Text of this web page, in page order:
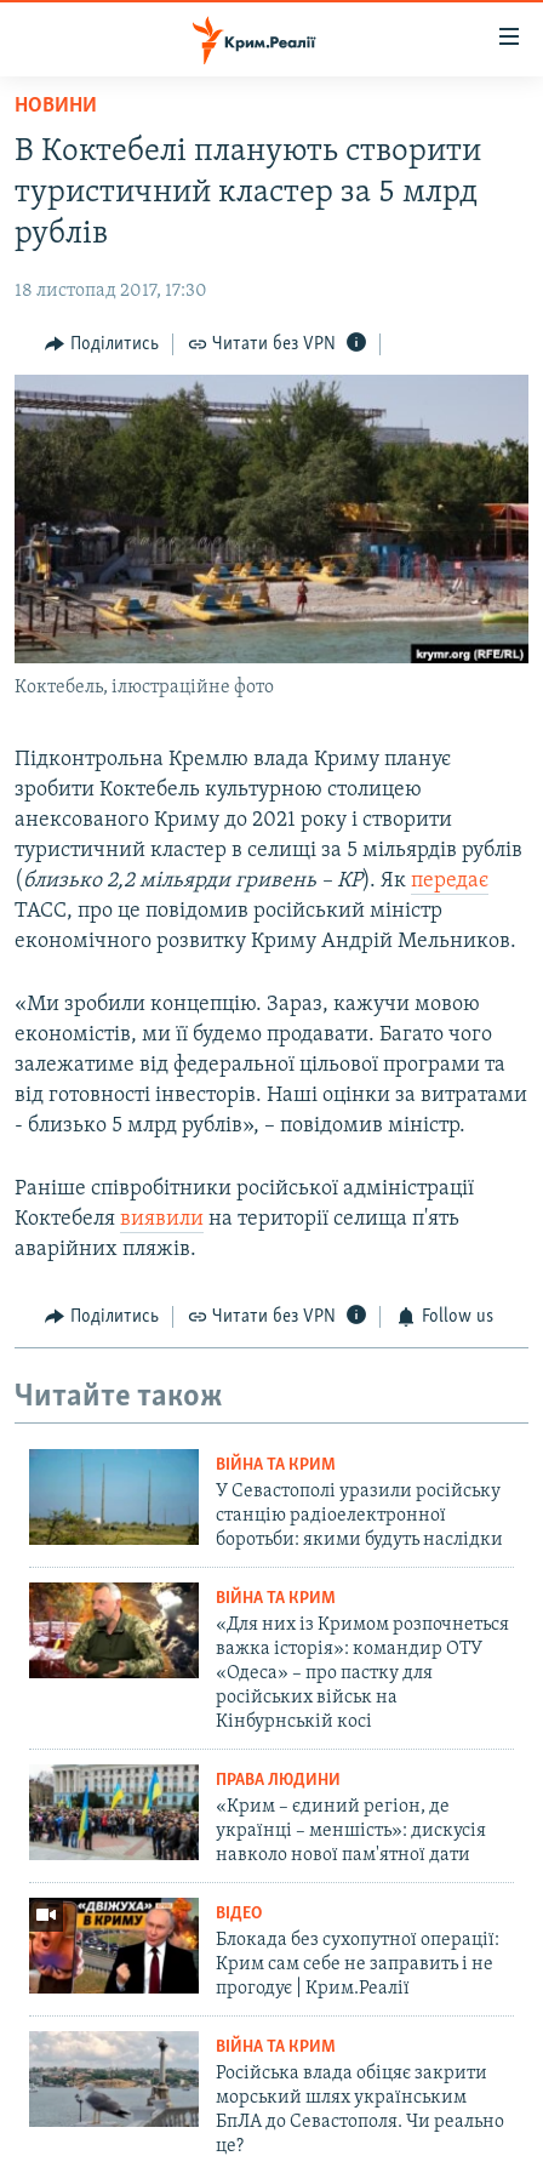
Перейти
основного
матеріалу
Перейти
до
основної
Перейти
до
пошуку
ВІДЕО ТА ФОТО
БЛОГИ
ПОГЛЯД
ІНТЕРВ'Ю
ВСЕ ЗА ДЕНЬ
СПЕЦПРОЕКТИ
ДЕПОРТАЦІЯ
ВІДЕОУРОКИ «ELIFBE»
СВІДЧЕННЯ ОКУПАЦІЇ
УКРАЇНСЬКА ПРОБЛЕМА КРИМУ
ІНФОГРАФІКА
ЯК ОБІЙТИ БЛОКУВАННЯ
Русский
Qırımtatar
ДОЛУЧАЙСЯ!
Усі сайти RFE/RL
НОВИНИ
В Коктебелі планують створити
туристичний кластер за 5 млрд
рублів
18 листопад 2017, 17:30
Поділитись Читати без VPN
Коктебель, ілюстраційне фото
Підконтрольна Кремлю влада Криму планує
зробити Коктебель культурною столицею
анексованого Криму до 2021 року і створити
туристичний кластер в селищі за 5 мільярдів рублів
( близько 2,2 мільярди гривень – КР). Як передає
ТАСС, про це повідомив російський міністр
економічного розвитку Криму Андрій Мельников.
«Ми зробили концепцію. Зараз, кажучи мовою
економістів, ми її будемо продавати. Багато чого
залежатиме від федеральної цільової програми та
від готовності інвесторів. Наші оцінки за витратами
- близько 5 млрд рублів», – повідомив міністр.
Раніше співробітники російської адміністрації
Коктебеля виявили на території селища п'ять
аварійних пляжів.
Поділитись Читати без VPN Follow us
Читайте також
ВІЙНА ТА КРИМ
У Севастополі уразили російську
станцію радіоелектронної
боротьби: якими будуть наслідки
ВІЙНА ТА КРИМ
«Для них із Кримом розпочнеться
важка історія»: командир ОТУ
«Одеса» – про пастку для
російських військ на
Кінбурнській косі
ПРАВА ЛЮДИНИ
«Крим – єдиний регіон, де
українці – меншість»: дискусія
навколо нової пам'ятної дати
ВІДЕО
Блокада без сухопутної операції:
Крим сам себе не заправить і не
прогодує | Крим.Реалії
ВІЙНА ТА КРИМ
Російська влада обіцяє закрити
морський шлях українським
БпЛА до Севастополя. Чи реально
це?